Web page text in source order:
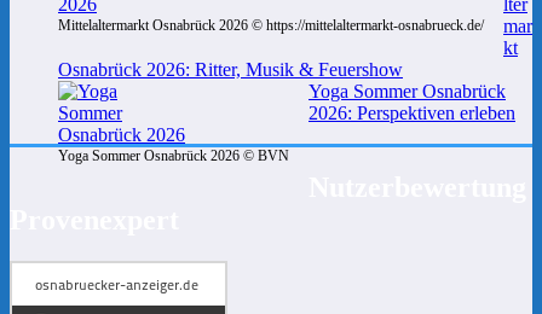
Mittelaltermarkt Osnabrück 2026 © https://mittelaltermarkt-osnabrueck.de/
lter
mar
kt
Osnabrück 2026: Ritter, Musik & Feuershow
Yoga Sommer Osnabrück 2026 © BVN
Yoga Sommer Osnabrück
2026: Perspektiven erleben